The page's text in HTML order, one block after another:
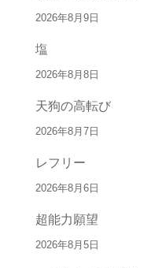
2026年8月9日
塩
2026年8月8日
天狗の高転び
2026年8月7日
レフリー
2026年8月6日
超能力願望
2026年8月5日